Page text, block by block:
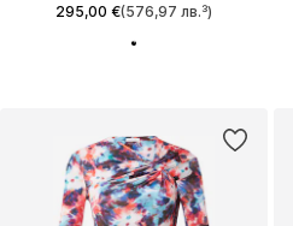
295,00 €(576,97 лв.³)